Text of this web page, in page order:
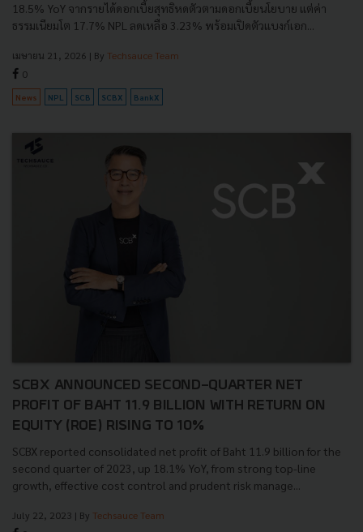
18.5% YoY จากรายได้ดอกเบี้ยสุทธิหดตัวตามดอกเบี้ยนโยบาย แต่ค่า
ธรรมเนียมโต 17.7% NPL ลดเหลือ 3.23% พร้อมเปิดตัวแบงก์เอก...
เมษายน 21, 2026 | By Techsauce Team
0
News NPL SCB SCBX BankX
SCBX ANNOUNCED SECOND-QUARTER NET
PROFIT OF BAHT 11.9 BILLION WITH RETURN ON
EQUITY (ROE) RISING TO 10%
SCBX reported consolidated net profit of Baht 11.9 billion for the
second quarter of 2023, up 18.1% YoY, from strong top-line
growth, effective cost control and prudent risk manage...
July 22, 2023 | By Techsauce Team